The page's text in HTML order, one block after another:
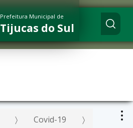
Prefeitura Municipal de
Tijucas do Sul
Covid-19